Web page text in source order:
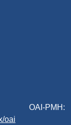
PMH:
oai